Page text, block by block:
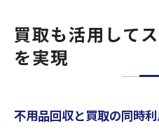
買取も活用して
を実現
不用品回収と買取の同時